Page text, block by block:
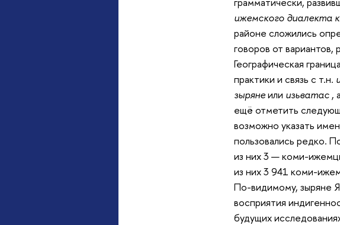
ижемского диалекта
районе сложились
говоров от
Географическая
практики и связь с т.н.
зырянеили изьватас ,
ещё отметить
возможно указать
пользовались редко.
из них 3 — коми-
из них 3 941 коми-
По-видимому, зыряне
восприятия
будущих